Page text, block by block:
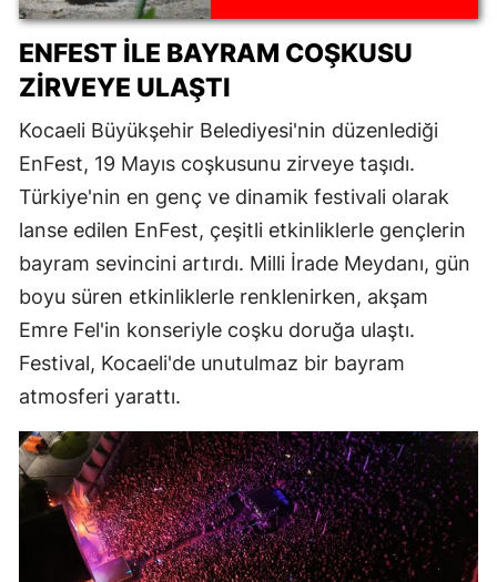
uykusundan uyandı
ENFEST ILE BAYRAM COŞKUSU
ZIRVEYE ULAŞTI
Kocaeli Büyükşehir Belediyesi'nin düzenlediği
EnFest, 19 Mayıs coşkusunu zirveye taşıdı.
Türkiye'nin en genç ve dinamik festivali olarak
lanse edilen EnFest, çeşitli etkinliklerle gençlerin
bayram sevincini artırdı. Milli İrade Meydanı, gün
boyu süren etkinliklerle renklenirken, akşam
Emre Fel'in konseriyle coşku doruğa ulaştı.
Festival, Kocaeli'de unutulmaz bir bayram
atmosferi yarattı.